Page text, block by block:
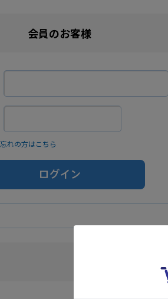
会員のお客様
れの方はこちら